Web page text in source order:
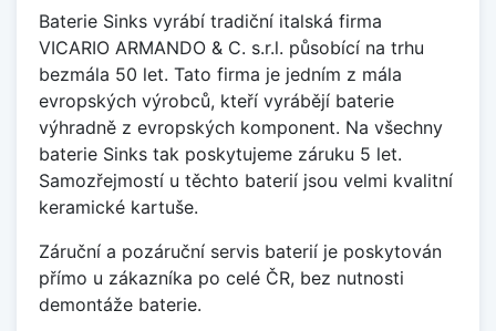
Baterie Sinks vyrábí tradiční italská firma
VICARIO ARMANDO & C. s.r.l. působící na trhu
bezmála 50 let. Tato firma je jedním z mála
evropských výrobců, kteří vyrábějí baterie
výhradně z evropských komponent. Na všechny
baterie Sinks tak poskytujeme záruku 5 let.
Samozřejmostí u těchto baterií jsou velmi kvalitní
keramické kartuše.
Záruční a pozáruční servis baterií je poskytován
přímo u zákazníka po celé ČR, bez nutnosti
demontáže baterie.